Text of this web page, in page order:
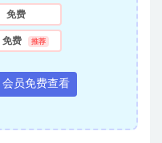
免费
免费 推荐
会员免费查看